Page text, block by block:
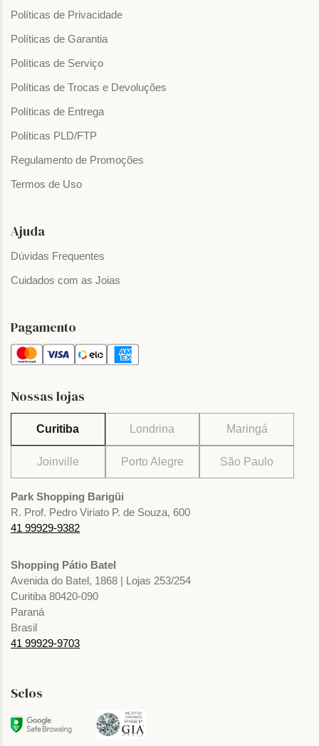
Políticas de Privacidade
Políticas de Garantia
Políticas de Serviço
Políticas de Trocas e Devoluções
Políticas de Entrega
Políticas PLD/FTP
Regulamento de Promoções
Termos de Uso
Ajuda
Dúvidas Frequentes
Cuidados com as Joias
Pagamento
Nossas lojas
Curitiba Londrina Maringá
Joinville Porto Alegre São Paulo
Park Shopping Barigüi
R. Prof. Pedro Viriato P. de Souza, 600
41 99929-9382
Shopping Pátio Batel
Avenida do Batel, 1868 | Lojas 253/254
Curitiba 80420-090
Paraná
Brasil
41 99929-9703
Selos